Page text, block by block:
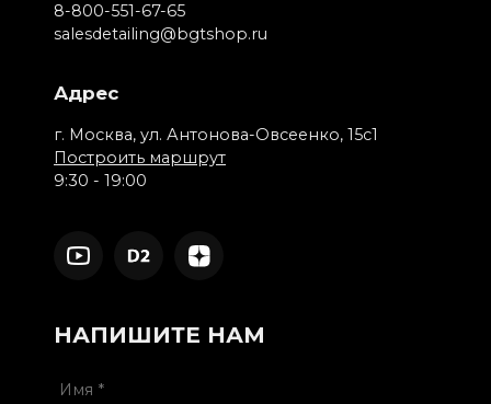
8-800-551-67-65
salesdetailing@bgtshop.ru
Адрес
г. Москва, ул. Антонова-Овсеенко, 15с1
Построить маршрут
9:30 - 19:00
НАПИШИТЕ НАМ